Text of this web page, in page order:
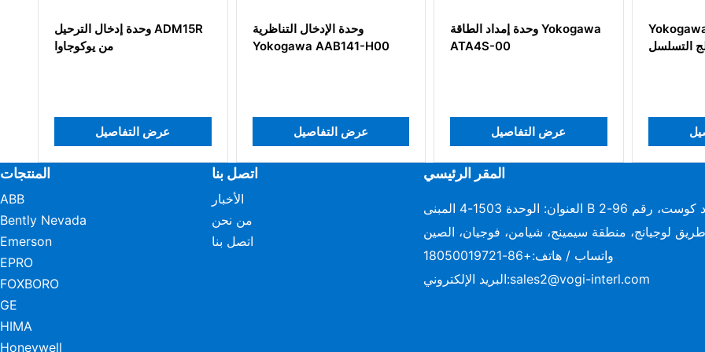
وحدة إدخال الترحيل ADM15R
من يوكوجاوا
عرض التفاصيل
وحدة الإدخال التناظرية
Yokogawa AAB141-H00
عرض التفاصيل
وحدة إمداد الطاقة Yokogawa
ATA4S-00
عرض التفاصيل
التسلسل
المنتجات
ABB
Bently Nevada
Emerson
EPRO
FOXBORO
GE
HIMA
Honeywell
اتصل بنا
الأخبار
من نحن
اتصل بنا
المقر الرئيسي
العنوان: الوحدة 1503-4 المبنى B دايموند كوست، رقم 96-2
طريق لوجيانج، منطقة سيمينج، شيامن، فوجيان، الصين
واتساب / هاتف:+86-18050019721
البريد الإلكتروني:sales2@vogi-interl.com